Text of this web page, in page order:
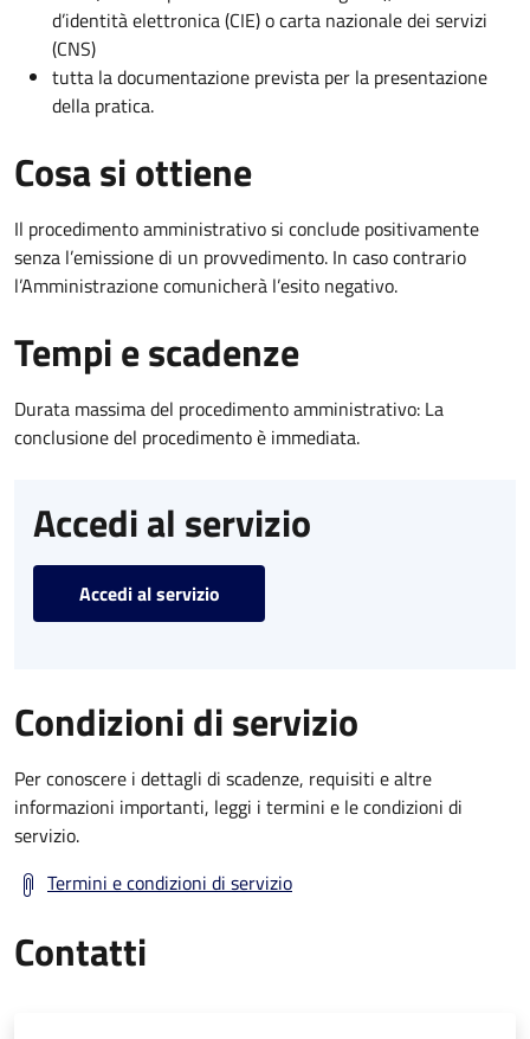
d’identità elettronica (CIE) o carta nazionale dei servizi
(CNS)
tutta la documentazione prevista per la presentazione
della pratica.
Cosa si ottiene
Il procedimento amministrativo si conclude positivamente
senza l’emissione di un provvedimento. In caso contrario
l’Amministrazione comunicherà l’esito negativo.
Tempi e scadenze
Durata massima del procedimento amministrativo: La
conclusione del procedimento è immediata.
Accedi al servizio
Accedi al servizio
Condizioni di servizio
Per conoscere i dettagli di scadenze, requisiti e altre
informazioni importanti, leggi i termini e le condizioni di
servizio.
Termini e condizioni di servizio
Contatti